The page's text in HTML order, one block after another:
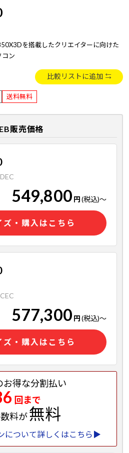
を搭載したクリエイターに向けた
コン
比較リストに追加
送料無料
販売価格
549,800 円(税込)～
ズ・購入はこちら
577,300 円(税込)～
ズ・購入はこちら
お得な分割払い
回まで
料が無料
について詳しくはこちら▶